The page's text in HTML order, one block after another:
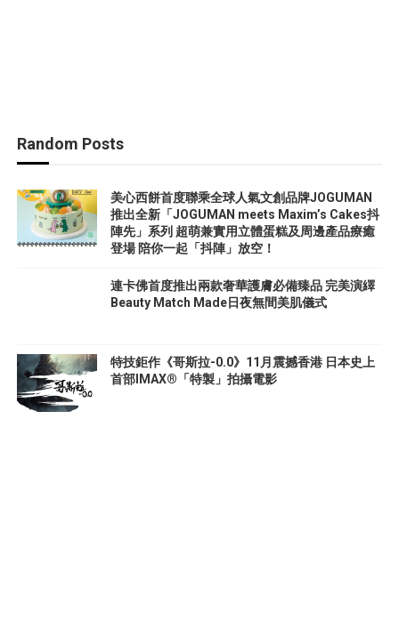
Random Posts
美心西餅首度聯乘全球人氣文創品牌JOGUMAN
推出全新「JOGUMAN meets Maxim’s Cakes抖
陣先」系列 超萌兼實用立體蛋糕及周邊產品療癒
登場 陪你一起「抖陣」放空！
連卡佛首度推出兩款奢華護膚必備臻品 完美演繹
Beauty Match Made日夜無間美肌儀式
特技鉅作《哥斯拉-0.0》11月震撼香港 日本史上
首部IMAX®「特製」拍攝電影